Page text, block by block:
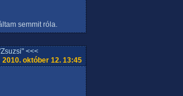
semmit róla.
<<<
2010. október 12. 13:45